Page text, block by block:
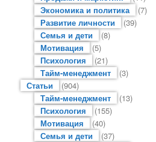
Экономика и политика
(7)
Развитие личности
(39)
Семья и дети
(8)
Мотивация
(5)
Психология
(21)
Тайм-менеджмент
(3)
Статьи
(904)
Тайм-менеджмент
(13)
Психология
(155)
Мотивация
(40)
Семья и дети
(37)